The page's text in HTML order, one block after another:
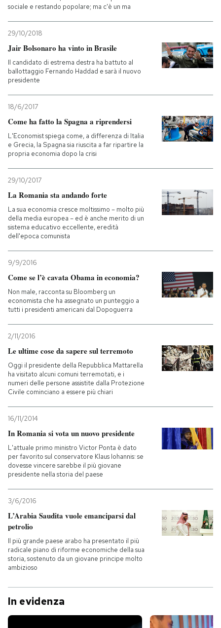
sociale e restando popolare; ma c'è un ma
29/10/2018
Jair Bolsonaro ha vinto in Brasile
Il candidato di estrema destra ha battuto al
ballottaggio Fernando Haddad e sarà il nuovo
presidente
18/6/2017
Come ha fatto la Spagna a riprendersi
L'Economist spiega come, a differenza di Italia
e Grecia, la Spagna sia riuscita a far ripartire la
propria economia dopo la crisi
29/10/2017
La Romania sta andando forte
La sua economia cresce moltissimo – molto più
della media europea – ed è anche merito di un
sistema educativo eccellente, eredità
dell'epoca comunista
9/9/2016
Come se l’è cavata Obama in economia?
Non male, racconta su Bloomberg un
economista che ha assegnato un punteggio a
tutti i presidenti americani dal Dopoguerra
2/11/2016
Le ultime cose da sapere sul terremoto
Oggi il presidente della Repubblica Mattarella
ha visitato alcuni comuni terremotati, e i
numeri delle persone assistite dalla Protezione
Civile cominciano a essere più chiari
16/11/2014
In Romania si vota un nuovo presidente
L'attuale primo ministro Victor Ponta è dato
per favorito sul conservatore Klaus Iohannis: se
dovesse vincere sarebbe il più giovane
presidente nella storia del paese
3/6/2016
L’Arabia Saudita vuole emanciparsi dal
petrolio
Il più grande paese arabo ha presentato il più
radicale piano di riforme economiche della sua
storia, sostenuto da un giovane principe molto
ambizioso
In evidenza